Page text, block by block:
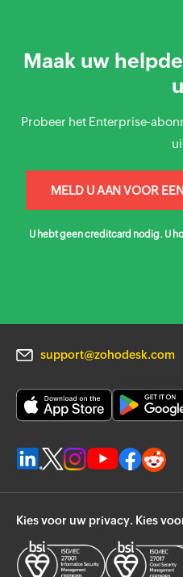
Maak uw
Probeer het Enterprise-
MELD U AAN VOOR
U hebt geen creditcard nodig. U
support@zohodesk.com
Kies voor uw privacy. Kies